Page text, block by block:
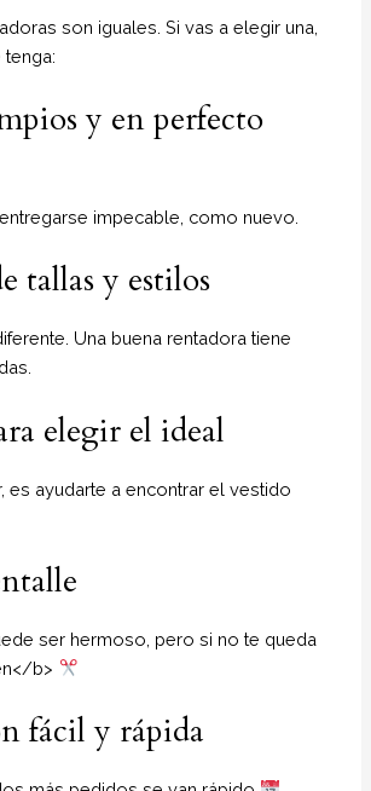
son iguales. Si vas a elegir una,
y en perfecto
impecable, como nuevo.
tallas y estilos
Una buena rentadora tiene
elegir el ideal
es ayudarte a encontrar el vestido
ser hermoso, pero si no te queda
b>
fácil y rápida